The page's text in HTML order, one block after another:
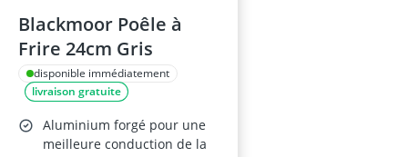
Blackmoor Poêle à
Frire 24cm Gris
disponible immédiatement
livraison gratuite
Aluminium forgé pour une
meilleure conduction de la